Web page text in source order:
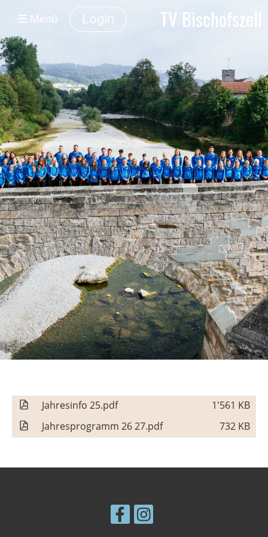
TV Bischofszell
Login
Menü
Jahresinfo 25.pdf
1'561 KB
Jahresprogramm 26 27.pdf
732 KB